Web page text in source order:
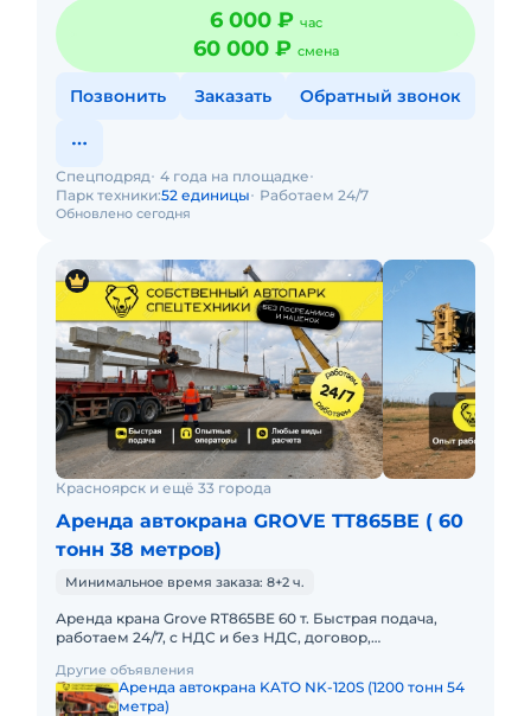
6 000 ₽ час
60 000 ₽ смена
Позвонить Заказать Обратный звонок
Обновлено сегодня
Спецподряд 4 года на площадке
Парк техники:52 единицы Работаем 24/7
Красноярск и ещё 33 города
Аренда автокрана GROVE TT865BE ( 60
тонн 38 метров)
Минимальное время заказа: 8+2 ч.
Аренда крана Grove RT865BЕ 60 т. Быстрая подача,
работаем 24/7, с НДС и без НДС, договор,
GROVE RT865BЕ 60 ТОННПредоста
Другие объявления
Аренда автокрана KATO NK-120S (1200 тонн 54
метра)